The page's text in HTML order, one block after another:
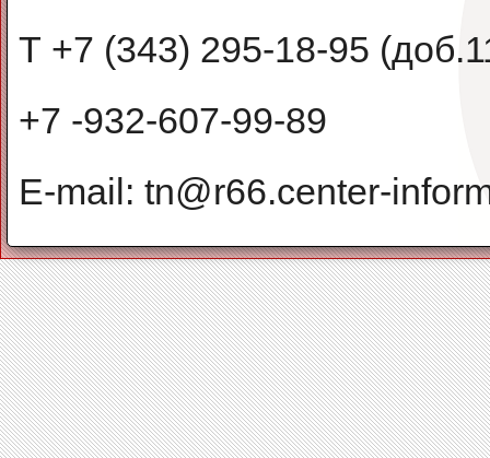
Т +7 (343) 295-18-95
+7 -932-607-99-89
E-mail: tn@r66.center-